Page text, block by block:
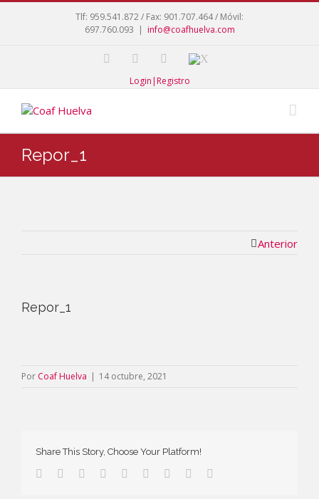
Tlf: 959.541.872 / Fax: 901.707.464 / Móvil:
697.760.093 | info@coafhuelva.com
Login|Registro
Repor_1
Anterior
Repor_1
Por Coaf Huelva | 14 octubre, 2021
Share This Story, Choose Your Platform!